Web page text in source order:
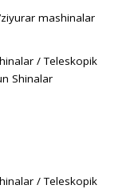
mashinalar
/ Teleskopik
Shinalar
/ Teleskopik